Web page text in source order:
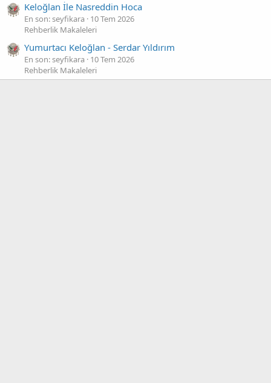
Keloğlan İle Nasreddin Hoca
En son: seyfikara 10 Tem 2026
Rehberlik Makaleleri
Yumurtacı Keloğlan - Serdar Yıldırım
En son: seyfikara 10 Tem 2026
Rehberlik Makaleleri